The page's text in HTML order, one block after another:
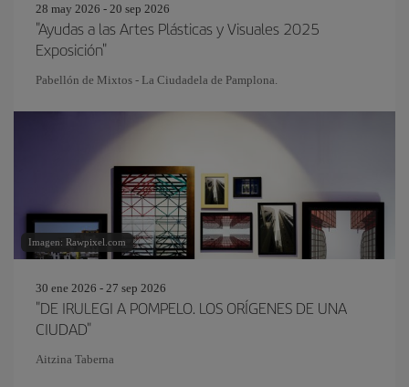
28 may 2026 - 20 sep 2026
"Ayudas a las Artes Plásticas y Visuales 2025
Exposición"
Pabellón de Mixtos - La Ciudadela de Pamplona.
Imagen: Rawpixel.com
30 ene 2026 - 27 sep 2026
"DE IRULEGI A POMPELO. LOS ORÍGENES DE UNA
CIUDAD"
Aitzina Taberna